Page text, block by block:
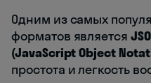
Одним из самых
форматов является
(JavaScript Object
простота и легкость